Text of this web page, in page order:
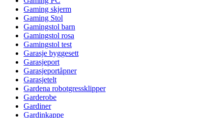
Gaming skjerm
Gaming Stol
Gamingstol barn
Gamingstol rosa
Gamingstol test
Garasje byggesett
Garasjeport
Garasjeportåpner
Garasjetelt
Gardena robotgressklipper
Garderobe
Gardiner
Gardinkappe